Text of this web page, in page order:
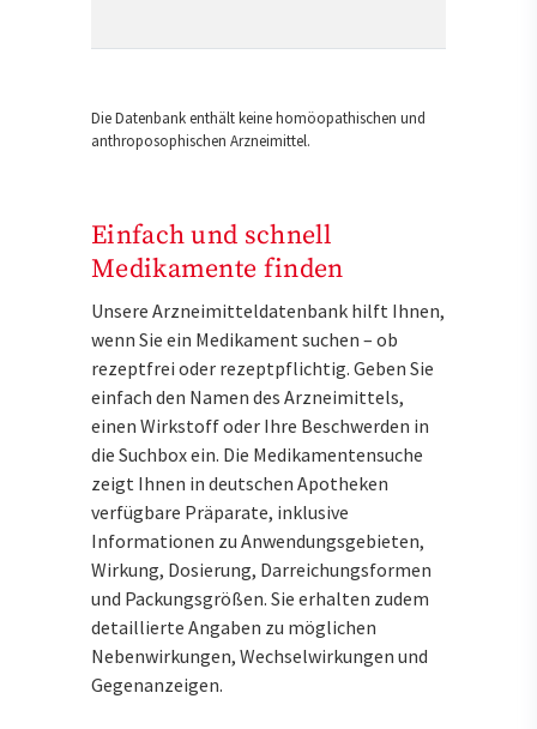
Die Datenbank enthält keine homöopathischen und
anthroposophischen Arzneimittel.
Einfach und schnell
Medikamente finden
Unsere Arzneimitteldatenbank hilft Ihnen,
wenn Sie ein Medikament suchen – ob
rezeptfrei oder rezeptpflichtig. Geben Sie
einfach den Namen des Arzneimittels,
einen Wirkstoff oder Ihre Beschwerden in
die Suchbox ein. Die Medikamentensuche
zeigt Ihnen in deutschen Apotheken
verfügbare Präparate, inklusive
Informationen zu Anwendungsgebieten,
Wirkung, Dosierung, Darreichungsformen
und Packungsgrößen. Sie erhalten zudem
detaillierte Angaben zu möglichen
Nebenwirkungen, Wechselwirkungen und
Gegenanzeigen.